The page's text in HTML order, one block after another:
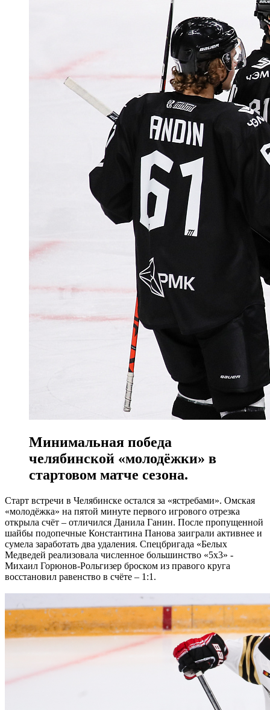
Минимальная победа
челябинской «молодёжки» в
стартовом матче сезона.
Старт встречи в Челябинске остался за «ястребами». Омская
«молодёжка» на пятой минуте первого игрового отрезка
открыла счёт – отличился Данила Ганин. После пропущенной
шайбы подопечные Константина Панова заиграли активнее и
сумела заработать два удаления. Спецбригада «Белых
Медведей реализовала численное большинство «5х3» -
Михаил Горюнов-Рольгизер броском из правого круга
восстановил равенство в счёте – 1:1.